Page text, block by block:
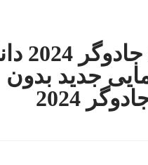
جدید بدون
2024